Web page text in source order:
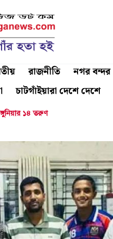
রাজনীতি নগর বন্দর
চাটগাঁইয়ারা দেশে দেশে
১৪ তরুণ